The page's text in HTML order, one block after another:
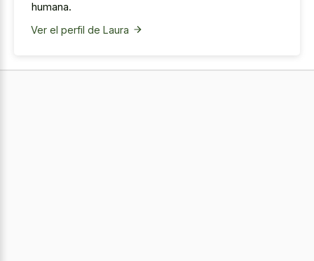
humana.
Ver el perfil de Laura